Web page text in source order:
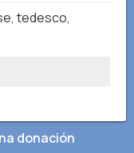
tedesco,
donación